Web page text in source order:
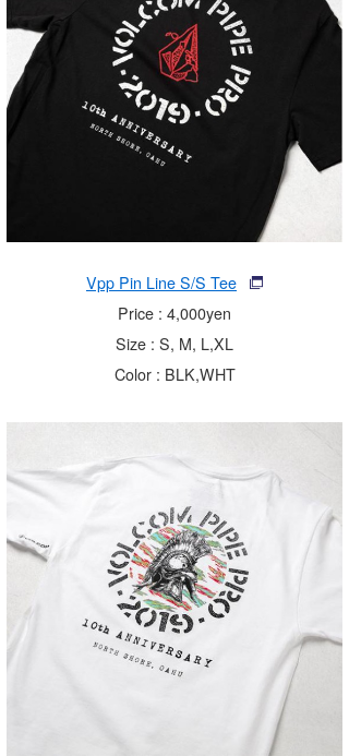
Vpp Pin Line S/S Tee
Price : 4,000yen
Size : S, M, L,XL
Color : BLK,WHT